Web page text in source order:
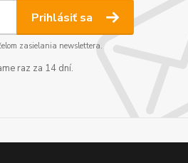
Prihlásiť sa
zasielania newslettera.
raz za 14 dní.